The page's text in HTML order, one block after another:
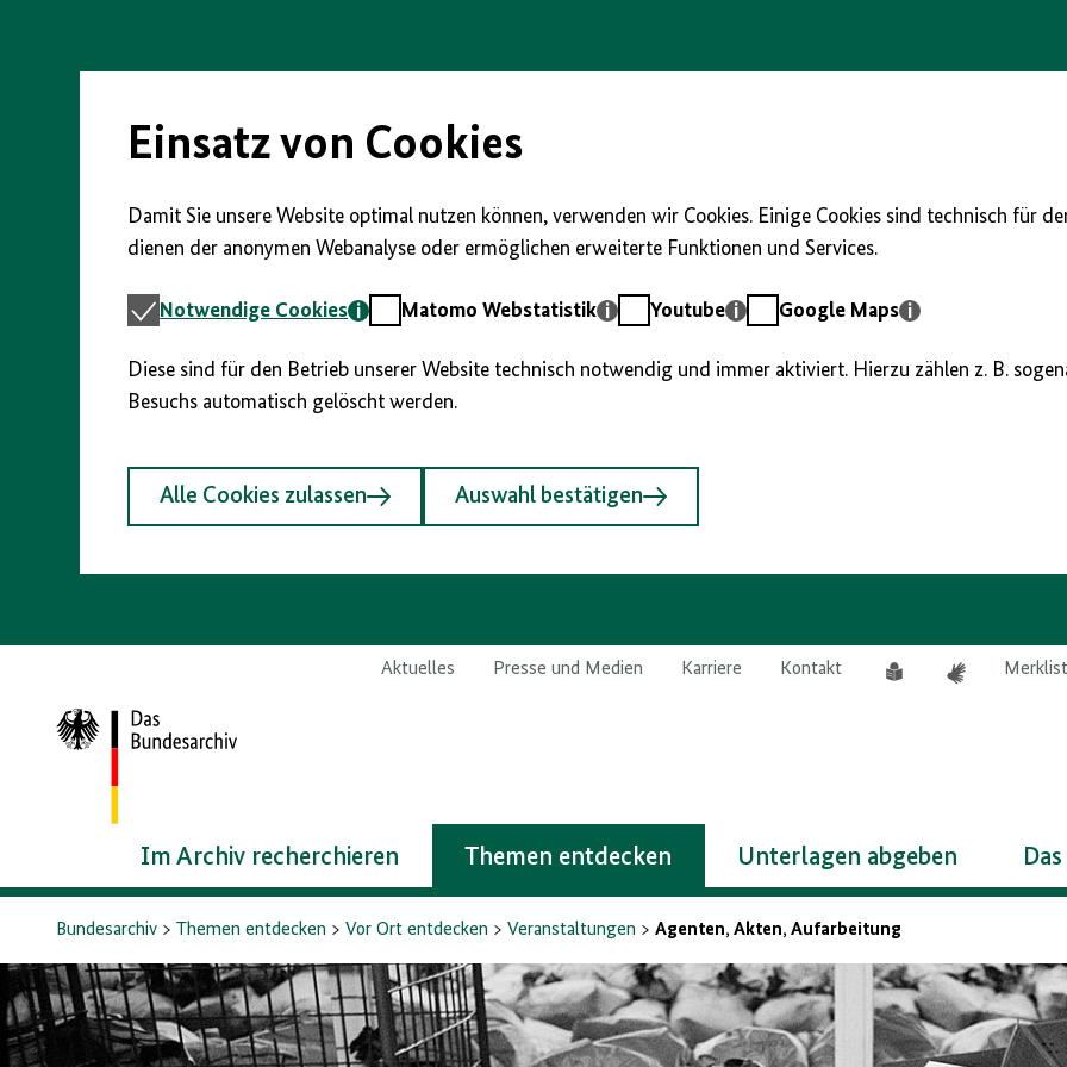
Seiteninhalt
Einsatz von Cookies
Damit Sie unsere Website optimal nutzen können, verwenden wir Cookies. Einige Cookies sind technisch für
dienen der anonymen Webanalyse oder ermöglichen erweiterte Funktionen und Services.
Notwendige
Notwendige Cookies
MatomoMatomo Webstatistik YoutubeYoutube
GoogleGoogle Maps
Diese sind für den Betrieb unserer Website technisch notwendig und immer aktiviert. Hierzu zählen z. B.
Besuchs automatisch gelöscht werden.
Alle Cookies zulassen Auswahl bestätigen
Aktuelles Presse und Medien Karriere Kontakt
Leichte
Zur
Startseite
Im Archiv recherchieren Themen entdecken Unterlagen abgeben
Bundesarchiv Themen entdecken Vor Ort entdecken Veranstaltungen Agenten, Akten, Aufarbeitung